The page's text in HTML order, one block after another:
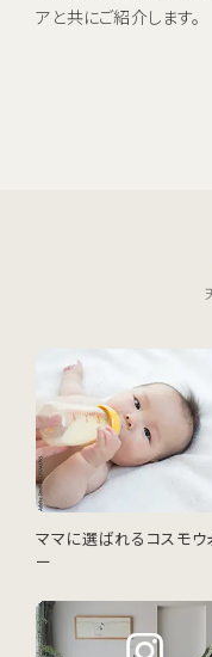
アと共にご紹介します。
ママに選ばれるコスモウ
ー